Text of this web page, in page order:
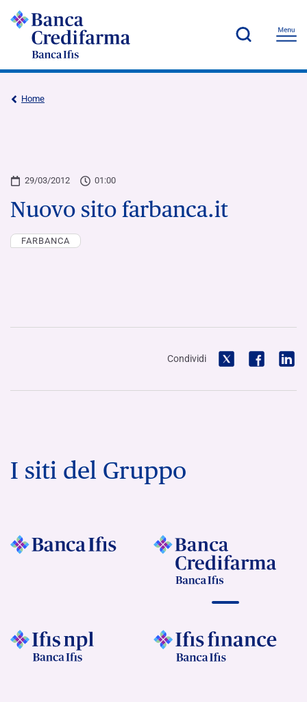
Home
29/03/2012 01:00
Nuovo sito farbanca.it
FARBANCA
Condividi
I siti del Gruppo